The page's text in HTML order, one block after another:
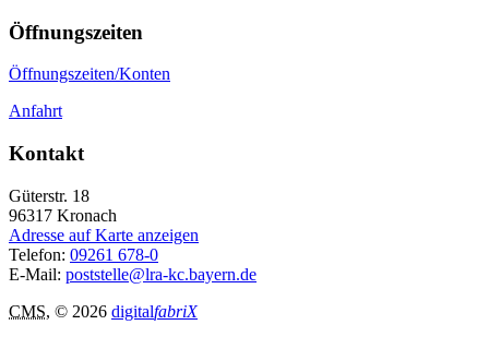
Öffnungszeiten
Öffnungszeiten/Konten
Anfahrt
Kontakt
Güterstr. 18
96317 Kronach
Adresse auf Karte anzeigen
Telefon: 09261 678-0
E-Mail: poststelle@lra-kc.bayern.de
CMS, © 2026 digitalfabriX